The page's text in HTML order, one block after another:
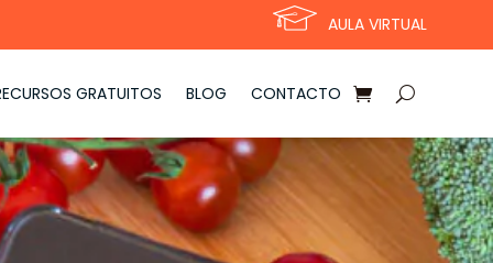
AULA VIRTUAL
GRATUITOS BLOG CONTACTO